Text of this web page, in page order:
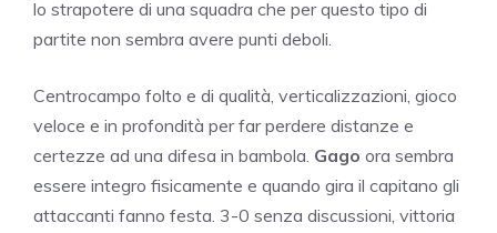
lo strapotere di una squadra che per questo tipo di
partite non sembra avere punti deboli.
Centrocampo folto e di qualità, verticalizzazioni, gioco
veloce e in profondità per far perdere distanze e
certezze ad una difesa in bambola. Gago ora sembra
essere integro fisicamente e quando gira il capitano gli
attaccanti fanno festa. 3-0 senza discussioni, vittoria